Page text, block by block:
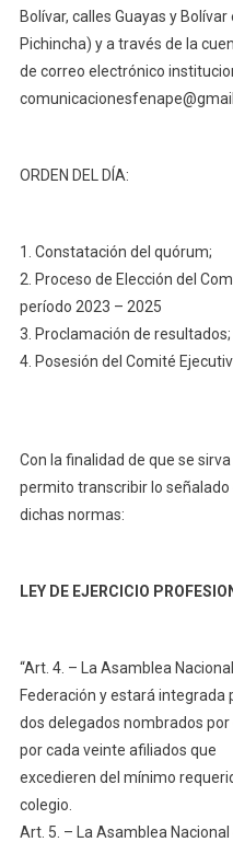
Bolívar, calles Guayas y
Pichincha) y a través de la
de correo electrónico
ORDEN DEL DÍA:
1. Constatación del quórum;
2. Proceso de Elección del
período 2023 – 2025
3. Proclamación de resultados;
4. Posesión del Comité
Con la finalidad de que se
permito transcribir lo señalado
dichas normas:
LEY DE EJERCICIO
“Art. 4. – La Asamblea
Federación y estará integrada
dos delegados nombrados
por cada veinte afiliados que
excedieren del mínimo
colegio.
Art. 5. – La Asamblea Nacional